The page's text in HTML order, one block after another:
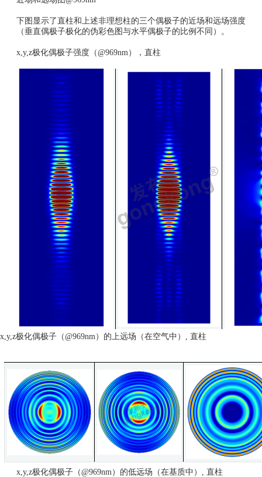
下图显示了直柱和上述非理想柱的三个偶极子的近场和远场强度
（垂直偶极子极化的伪彩色图与水平偶极子的比例不同）。
x,y,z极化偶极子强度（@969nm），直柱
x,y,z极化偶极子（@969nm）的上远场（在空气中）, 直柱
x,y,z极化偶极子（@969nm）的低远场（在基质中）, 直柱